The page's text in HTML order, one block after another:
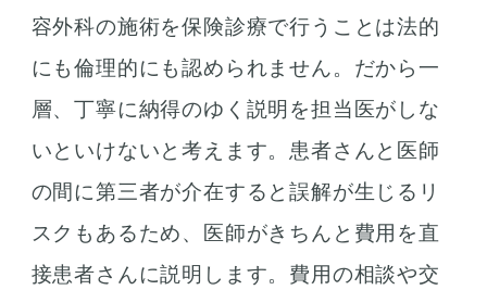
容外科の施術を保険診療で行うことは法的
にも倫理的にも認められません。だから一
層、丁寧に納得のゆく説明を担当医がしな
いといけないと考えます。患者さんと医師
の間に第三者が介在すると誤解が生じるリ
スクもあるため、医師がきちんと費用を直
接患者さんに説明します。費用の相談や交